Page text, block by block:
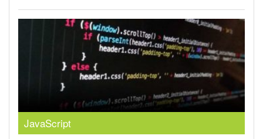
JavaScript